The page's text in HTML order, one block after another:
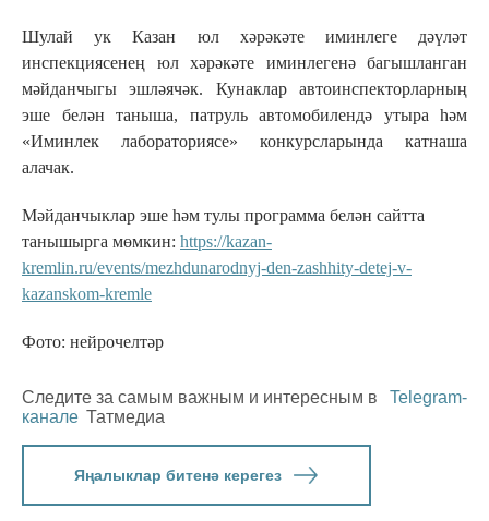
Шулай ук Казан юл хәрәкәте иминлеге дәүләт
инспекциясенең юл хәрәкәте иминлегенә багышланган
мәйданчыгы эшләячәк. Кунаклар автоинспекторларның
эше белән таныша, патруль автомобилендә утыра һәм
«Иминлек лабораториясе» конкурсларында катнаша
алачак.
Мәйданчыклар эше һәм тулы программа белән сайтта
танышырга мөмкин: https://kazan-
kremlin.ru/events/mezhdunarodnyj-den-zashhity-detej-v-
kazanskom-kremle
Фото: нейрочелтәр
Следите за самым важным и интересным в
Telegram-
канале Татмедиа
Яңалыклар битенә керегез